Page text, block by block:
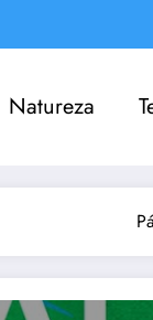
Natureza